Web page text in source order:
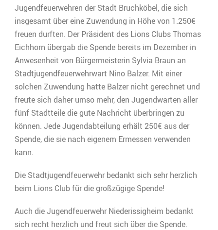
Jugendfeuerwehren der Stadt Bruchköbel, die sich
insgesamt über eine Zuwendung in Höhe von 1.250€
freuen durften. Der Präsident des Lions Clubs Thomas
Eichhorn übergab die Spende bereits im Dezember in
Anwesenheit von Bürgermeisterin Sylvia Braun an
Stadtjugendfeuerwehrwart Nino Balzer. Mit einer
solchen Zuwendung hatte Balzer nicht gerechnet und
freute sich daher umso mehr, den Jugendwarten aller
fünf Stadtteile die gute Nachricht überbringen zu
können. Jede Jugendabteilung erhält 250€ aus der
Spende, die sie nach eigenem Ermessen verwenden
kann.
Die Stadtjugendfeuerwehr bedankt sich sehr herzlich
beim Lions Club für die großzügige Spende!
Auch die Jugendfeuerwehr Niederissigheim bedankt
sich recht herzlich und freut sich über die Spende.